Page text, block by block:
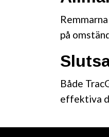
på
Både
effektiva